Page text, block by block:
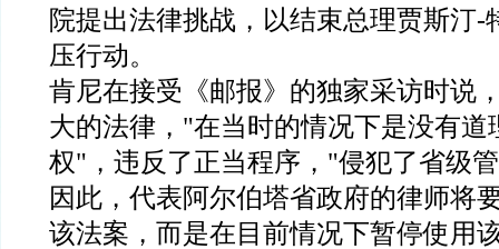
院提出法律挑战，以结束总理贾斯汀-
压行动。
肯尼在接受《邮报》的独家采访时说
大的法律， "在当时的情况下是没有道
权" ，违反了正当程序， "侵犯了省级
因此，代表阿尔伯塔省政府的律师将
该法案，而是在目前情况下暂停使用